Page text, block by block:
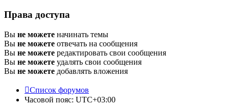
Права доступа
Вы не можете начинать темы
Вы не можете отвечать на сообщения
Вы не можете редактировать свои сообщения
Вы не можете удалять свои сообщения
Вы не можете добавлять вложения
Список форумов
Часовой пояс: UTC+03:00